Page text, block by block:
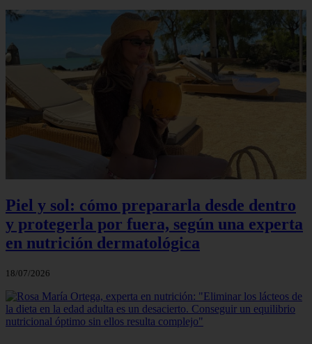
Piel y sol: cómo prepararla desde dentro
y protegerla por fuera, según una experta
en nutrición dermatológica
18/07/2026